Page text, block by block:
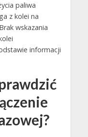
paliwa
z kolei na
wskazania
informacji